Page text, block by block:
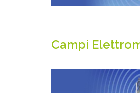
Campi